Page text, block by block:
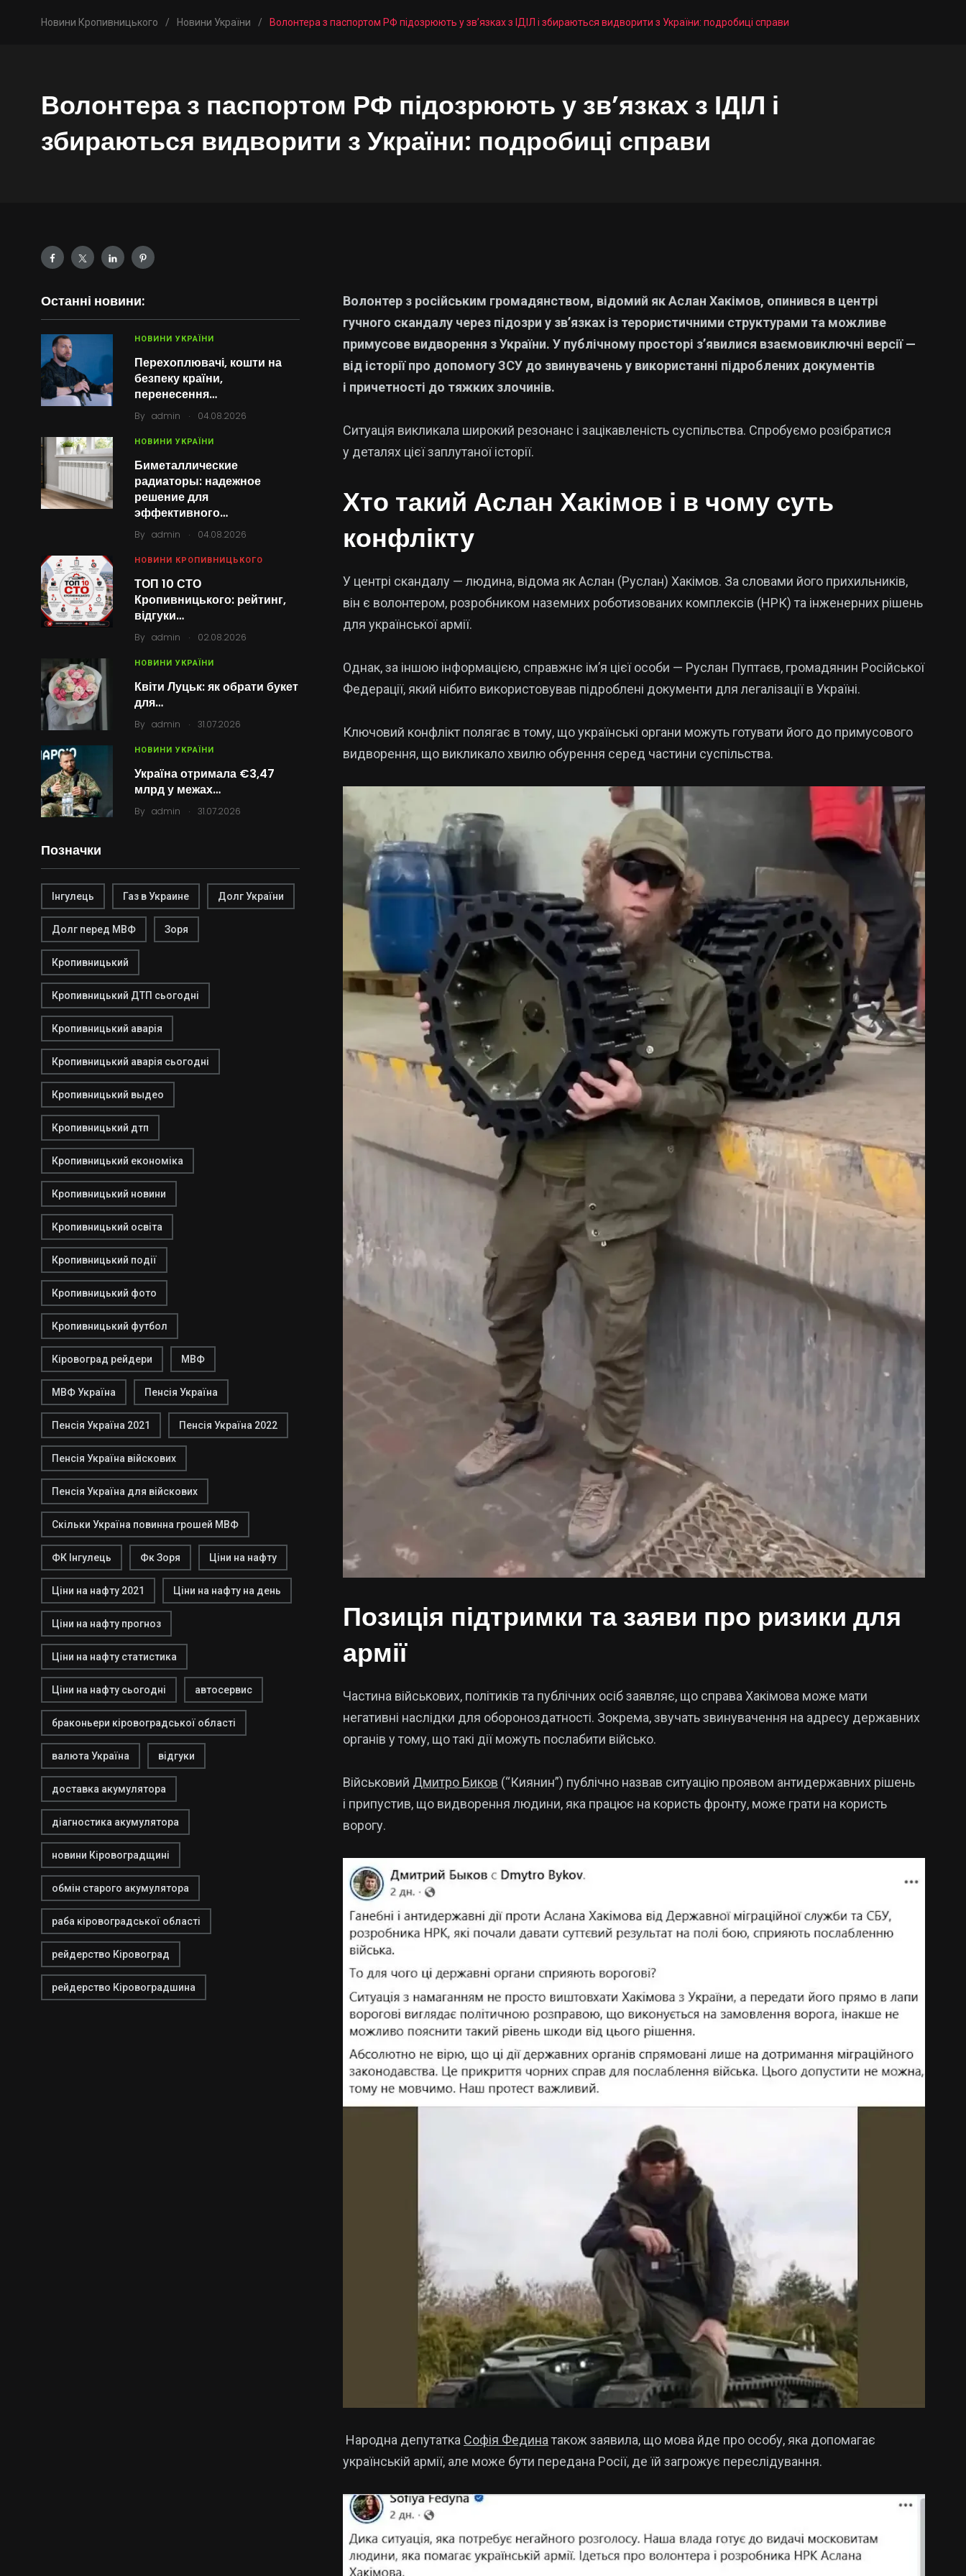
Новини Кропивницького / Новини України / Волонтера з паспортом РФ підозрюють у зв’язках з ІДІЛ і збираються видворити з України: подробиці справи
Волонтера з паспортом РФ підозрюють у зв’язках з ІДІЛ і
збираються видворити з України: подробиці справи
Останні новини:
НОВИНИ УКРАЇНИ
Перехоплювачі, кошти на
безпеку країни,
перенесення…
By admin . 04.08.2026
НОВИНИ УКРАЇНИ
Биметаллические
радиаторы: надежное
решение для
эффективного…
By admin . 04.08.2026
НОВИНИ КРОПИВНИЦЬКОГО
ТОП 10 СТО
Кропивницького: рейтинг,
відгуки…
By admin . 02.08.2026
НОВИНИ УКРАЇНИ
Квіти Луцьк: як обрати букет
для…
By admin . 31.07.2026
НОВИНИ УКРАЇНИ
Україна отримала €3,47
млрд у межах…
By admin . 31.07.2026
Позначки
Інгулець Газ в Украине Долг України
Долг перед МВФ Зоря
Кропивницький
Кропивницький ДТП сьогодні
Кропивницький аварія
Кропивницький аварія сьогодні
Кропивницький выдео
Кропивницький дтп
Кропивницький економіка
Кропивницький новини
Кропивницький освіта
Кропивницький події
Кропивницький фото
Кропивницький футбол
Кіровоград рейдери МВФ
МВФ Україна Пенсія Україна
Пенсія Україна 2021 Пенсія Україна 2022
Пенсія Україна війскових
Пенсія Україна для війскових
Скільки Україна повинна грошей МВФ
ФК Інгулець Фк Зоря Ціни на нафту
Ціни на нафту 2021 Ціни на нафту на день
Ціни на нафту прогноз
Ціни на нафту статистика
Ціни на нафту сьогодні автосервис
браконьери кіровоградської області
валюта Україна відгуки
доставка акумулятора
діагностика акумулятора
новини Кіровоградщині
обмін старого акумулятора
раба кіровоградської області
рейдерство Кіровоград
рейдерство Кіровоградшина
Волонтер з російським громадянством, відомий як Аслан Хакімов, опинився в центрі
гучного скандалу через підозри у зв’язках із терористичними структурами та можливе
примусове видворення з України. У публічному просторі з’явилися взаємовиключні версії —
від історії про допомогу ЗСУ до звинувачень у використанні підроблених документів
і причетності до тяжких злочинів.
Ситуація викликала широкий резонанс і зацікавленість суспільства. Спробуємо розібратися
у деталях цієї заплутаної історії.
Хто такий Аслан Хакімов і в чому суть
конфлікту
У центрі скандалу — людина, відома як Аслан (Руслан) Хакімов. За словами його прихильників,
він є волонтером, розробником наземних роботизованих комплексів (НРК) та інженерних рішень
для української армії.
Однак, за іншою інформацією, справжнє ім’я цієї особи — Руслан Пуптаєв, громадянин Російської
Федерації, який нібито використовував підроблені документи для легалізації в Україні.
Ключовий конфлікт полягає в тому, що українські органи можуть готувати його до примусового
видворення, що викликало хвилю обурення серед частини суспільства.
Позиція підтримки та заяви про ризики для
армії
Частина військових, політиків та публічних осіб заявляє, що справа Хакімова може мати
негативні наслідки для обороноздатності. Зокрема, звучать звинувачення на адресу державних
органів у тому, що такі дії можуть послабити військо.
Військовий Дмитро Биков (“Киянин”) публічно назвав ситуацію проявом антидержавних рішень
і припустив, що видворення людини, яка працює на користь фронту, може грати на користь
ворогу.
Народна депутатка Софія Федина також заявила, що мова йде про особу, яка допомагає
українській армії, але може бути передана Росії, де їй загрожує переслідування.